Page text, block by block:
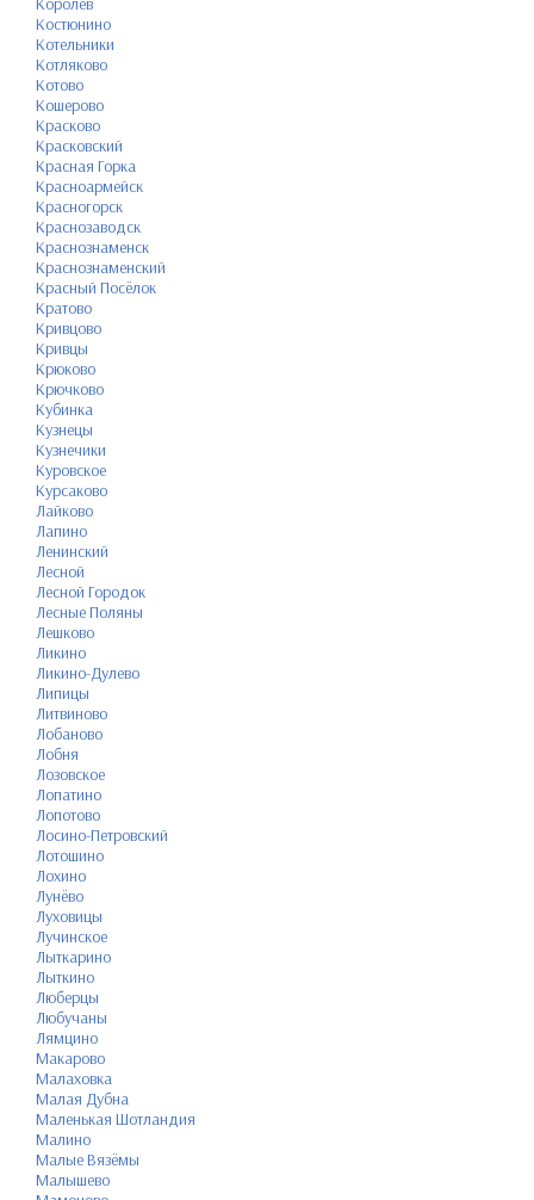
Костюнино
Котельники
Котляково
Котово
Кошерово
Красково
Красковский
Красная Горка
Красноармейск
Красногорск
Краснозаводск
Краснознаменск
Краснознаменский
Красный Посёлок
Кратово
Кривцово
Кривцы
Крюково
Крючково
Кубинка
Кузнецы
Кузнечики
Куровское
Курсаково
Лайково
Лапино
Ленинский
Лесной
Лесной Городок
Лесные Поляны
Лешково
Ликино
Ликино-Дулево
Липицы
Литвиново
Лобаново
Лобня
Лозовское
Лопатино
Лопотово
Лосино-Петровский
Лотошино
Лохино
Лунёво
Луховицы
Лучинское
Лыткарино
Лыткино
Люберцы
Любучаны
Лямцино
Макарово
Малаховка
Малая Дубна
Маленькая Шотландия
Малино
Малые Вязёмы
Малышево